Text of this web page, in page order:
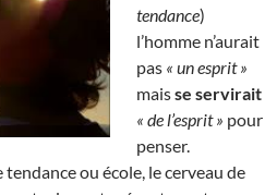
tendance)
l’homme n’aurait
pas « un esprit »
maisse servirait
« de l’esprit » pour
penser.
ou école, le cerveau de